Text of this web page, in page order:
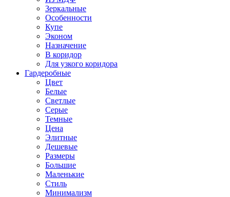
Зеркальные
Особенности
Купе
Эконом
Назначение
В коридор
Для узкого коридора
Гардеробные
Цвет
Белые
Светлые
Серые
Темные
Цена
Элитные
Дешевые
Размеры
Большие
Маленькие
Стиль
Минимализм